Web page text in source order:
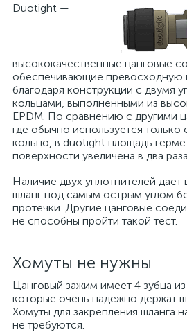
Duotight —
высококачественные цанговые
обеспечивающие превосходную
благодаря конструкции с двумя
кольцами, выполненными из
EPDM. По сравнению с другими
где обычно используется только
кольцо, в duotight площадь
поверхности увеличена в два
Наличие двух уплотнителей дает
шланг под самым острым углом
протечки. Другие цанговые
не способны пройти такой тест.
Хомуты не нужны
Цанговый зажим имеет 4 зубца
которые очень надежно держат
Хомуты для закрепления шланга
не требуются.